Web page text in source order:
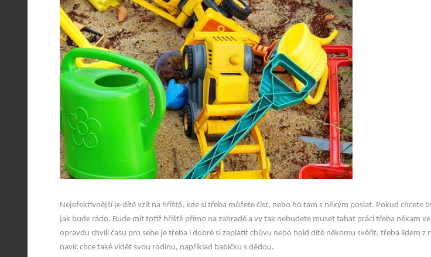
Nejefektivnější je dítě vzít na hřiště, kde si třeba můžete číst, nebo ho tam s někým poslat. Pokud chcete
jak bude rádo. Bude mít totiž hřiště přímo na zahradě a vy tak nebudete muset tahat práci třeba někam
opravdu chvíli času pro sebe je třeba i dobré si zaplatit chůvu nebo hold dítě někomu svěřit, třeba lidem
navíc chce také vidět svou rodinu, například babičku s dědou.